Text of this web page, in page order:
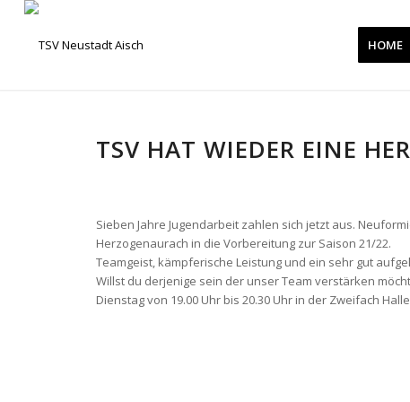
HOME
TSV HAT WIEDER EINE
Sieben Jahre Jugendarbeit zahlen sich jetzt aus.
Herzogenaurach in die Vorbereitung zur Saison 21/22.
Teamgeist, kämpferische Leistung und ein sehr gut
Willst du derjenige sein der unser Team verstärken
Dienstag von 19.00 Uhr bis 20.30 Uhr in der Zweifach